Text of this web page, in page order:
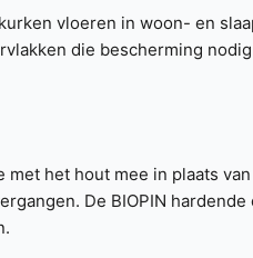
vloeren in woon- en
die bescherming
het hout mee in plaats
De BIOPIN